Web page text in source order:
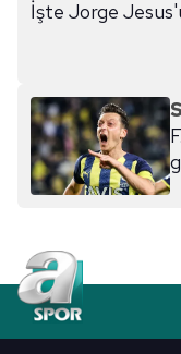
İşte Jorge